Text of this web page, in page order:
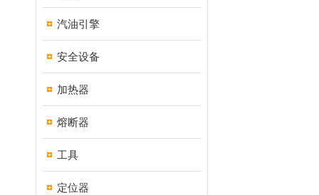
汽油引擎
安全设备
加热器
熔断器
工具
定位器